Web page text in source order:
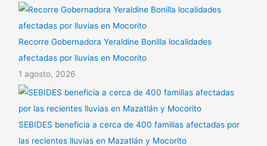
Recorre Gobernadora Yeraldine Bonilla localidades
afectadas por lluvias en Mocorito
1 agosto, 2026
SEBIDES beneficia a cerca de 400 familias afectadas por
las recientes lluvias en Mazatlán y Mocorito